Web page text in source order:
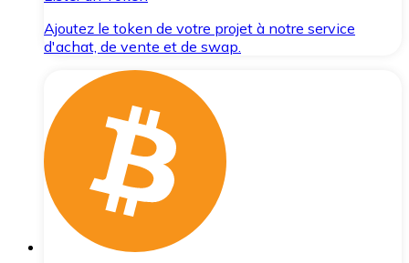
Ajoutez le token de votre projet à notre service
d'achat, de vente et de swap.